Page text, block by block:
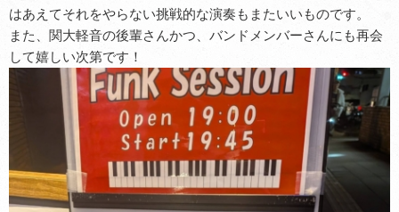
はあえてそれをやらない挑戦的な演奏もまたいいものです。
また、関大軽音の後輩さんかつ、バンドメンバーさんにも再会
して嬉しい次第です！